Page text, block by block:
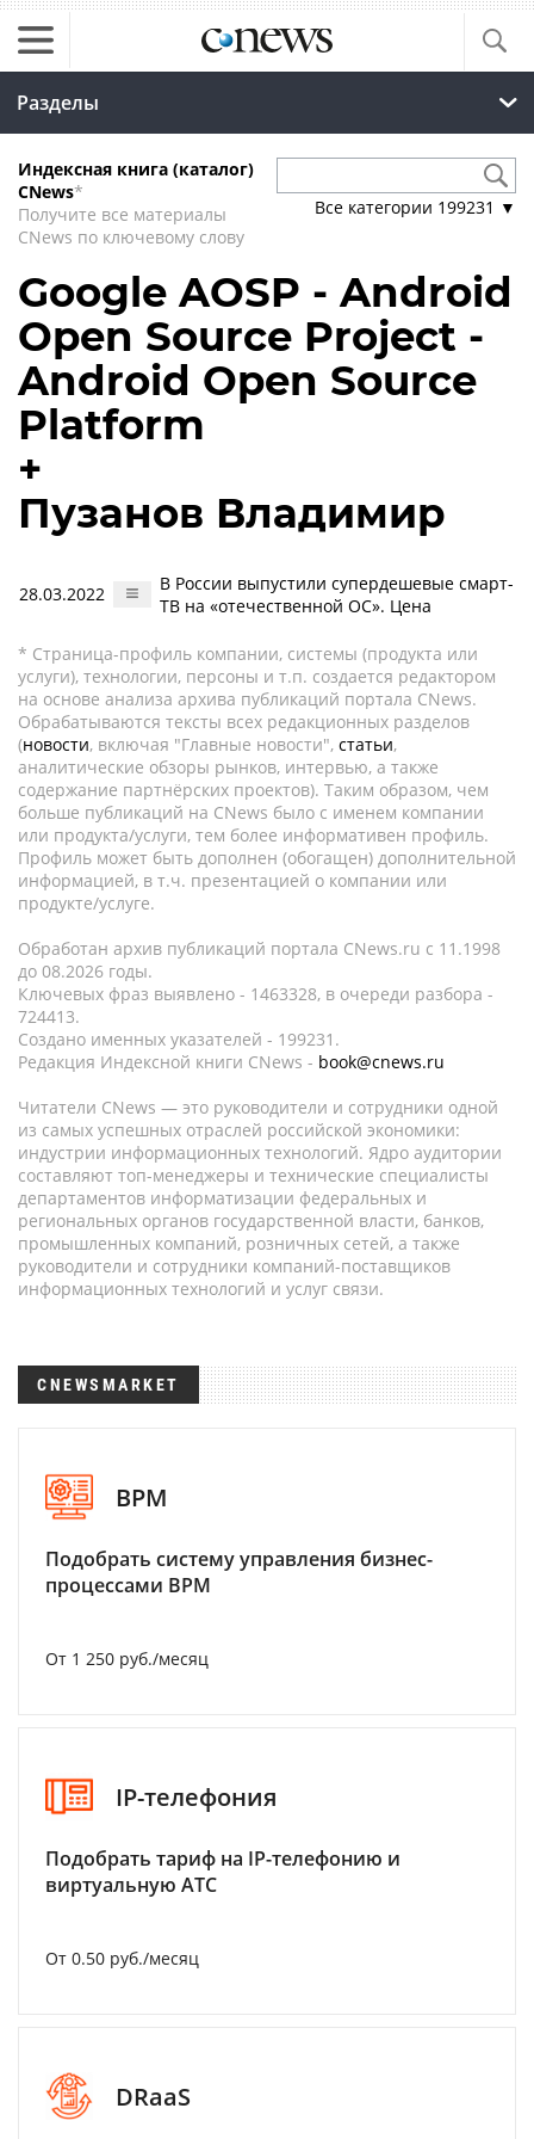
Разделы
Индексная книга (каталог)
CNews*
Получите все материалы
CNews по ключевому слову
Все категории 199231 ▼
Google AOSP - Android
Open Source Project -
Android Open Source
Platform
+
Пузанов Владимир
28.03.2022
В России выпустили супердешевые смарт-
ТВ на «отечественной ОС». Цена
* Страница-профиль компании, системы (продукта или
услуги), технологии, персоны и т.п. создается редактором
на основе анализа архива публикаций портала CNews.
Обрабатываются тексты всех редакционных разделов
(новости, включая "Главные новости", статьи,
аналитические обзоры рынков, интервью, а также
содержание партнёрских проектов). Таким образом, чем
больше публикаций на CNews было с именем компании
или продукта/услуги, тем более информативен профиль.
Профиль может быть дополнен (обогащен) дополнительной
информацией, в т.ч. презентацией о компании или
продукте/услуге.
Обработан архив публикаций портала CNews.ru c 11.1998
до 08.2026 годы.
Ключевых фраз выявлено - 1463328, в очереди разбора -
724413.
Создано именных указателей - 199231.
Редакция Индексной книги CNews - book@cnews.ru
Читатели CNews — это руководители и сотрудники одной
из самых успешных отраслей российской экономики:
индустрии информационных технологий. Ядро аудитории
составляют топ-менеджеры и технические специалисты
департаментов информатизации федеральных и
региональных органов государственной власти, банков,
промышленных компаний, розничных сетей, а также
руководители и сотрудники компаний-поставщиков
информационных технологий и услуг связи.
CNEWSMARKET
BPM
Подобрать систему управления бизнес-
процессами BPM
От 1 250 руб./месяц
IP-телефония
Подобрать тариф на IP-телефонию и
виртуальную АТС
От 0.50 руб./месяц
DRaaS